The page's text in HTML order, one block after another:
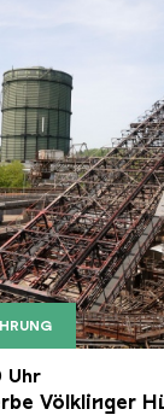
der
Uhr
Völklinger